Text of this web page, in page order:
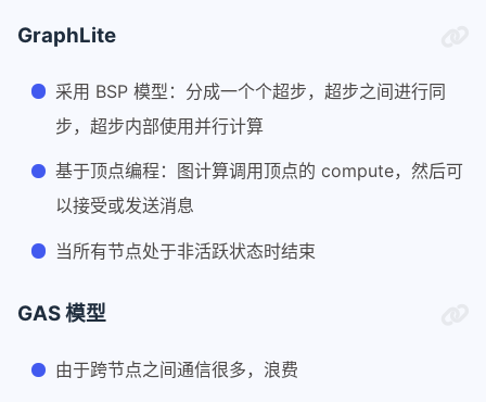
GraphLite
采用 BSP 模型：分成一个个超步，超步之间进行同
步，超步内部使用并行计算
基于顶点编程：图计算调用顶点的 compute，然后可
以接受或发送消息
当所有节点处于非活跃状态时结束
GAS 模型
由于跨节点之间通信很多，浪费